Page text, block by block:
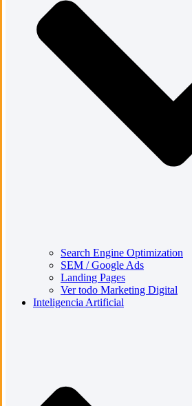
Search Engine Optimization
SEM / Google Ads
Landing Pages
Ver todo Marketing Digital
Inteligencia Artificial